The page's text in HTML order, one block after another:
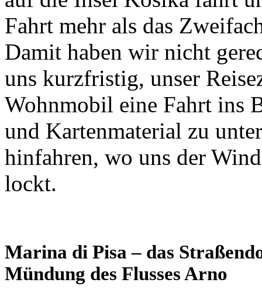
Fahrt mehr als das
Damit haben wir nicht
uns kurzfristig, unser
Wohnmobil eine Fahrt ins
und Kartenmaterial zu
hinfahren, wo uns der
lockt.
Marina di Pisa – das
Mündung des Flusses Arno